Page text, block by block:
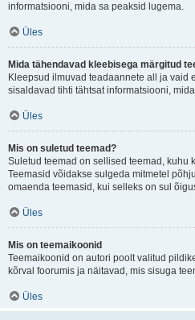
informatsiooni, mida sa peaksid lugema.
Üles
Mida tähendavad kleebisega märgitud
Kleepsud ilmuvad teadaannete all ja vaid
sisaldavad tihti tähtsat informatsiooni,
Üles
Mis on suletud teemad?
Suletud teemad on sellised teemad, kuhu
Teemasid võidakse sulgeda mitmetel
omaenda teemasid, kui selleks on sul
Üles
Mis on teemaikoonid
Teemaikoonid on autori poolt valitud
kõrval foorumis ja näitavad, mis sisuga
Üles